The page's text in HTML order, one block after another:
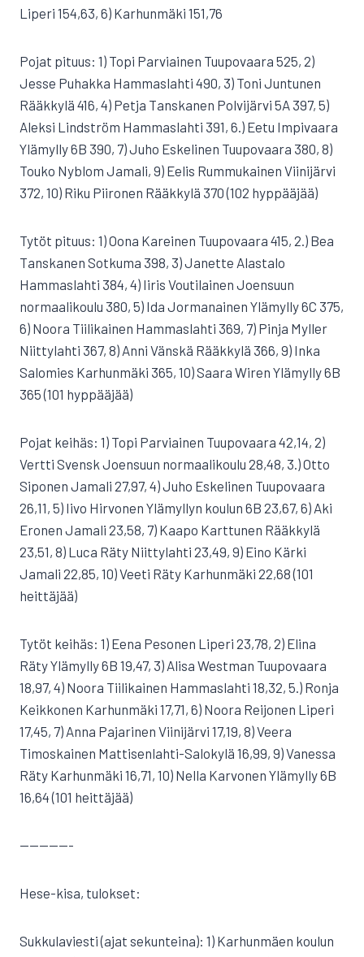
Liperi 154,63, 6) Karhunmäki 151,76
Pojat pituus: 1) Topi Parviainen Tuupovaara 525, 2)
Jesse Puhakka Hammaslahti 490, 3) Toni Juntunen
Rääkkylä 416, 4) Petja Tanskanen Polvijärvi 5A 397, 5)
Aleksi Lindström Hammaslahti 391, 6.) Eetu Impivaara
Ylämylly 6B 390, 7) Juho Eskelinen Tuupovaara 380, 8)
Touko Nyblom Jamali, 9) Eelis Rummukainen Viinijärvi
372, 10) Riku Piironen Rääkkylä 370 (102 hyppääjää)
Tytöt pituus: 1) Oona Kareinen Tuupovaara 415, 2.) Bea
Tanskanen Sotkuma 398, 3) Janette Alastalo
Hammaslahti 384, 4) Iiris Voutilainen Joensuun
normaalikoulu 380, 5) Ida Jormanainen Ylämylly 6C 375,
6) Noora Tiilikainen Hammaslahti 369, 7) Pinja Myller
Niittylahti 367, 8) Anni Vänskä Rääkkylä 366, 9) Inka
Salomies Karhunmäki 365, 10) Saara Wiren Ylämylly 6B
365 (101 hyppääjää)
Pojat keihäs: 1) Topi Parviainen Tuupovaara 42,14, 2)
Vertti Svensk Joensuun normaalikoulu 28,48, 3.) Otto
Siponen Jamali 27,97, 4) Juho Eskelinen Tuupovaara
26,11, 5) Iivo Hirvonen Ylämyllyn koulun 6B 23,67, 6) Aki
Eronen Jamali 23,58, 7) Kaapo Karttunen Rääkkylä
23,51, 8) Luca Räty Niittylahti 23,49, 9) Eino Kärki
Jamali 22,85, 10) Veeti Räty Karhunmäki 22,68 (101
heittäjää)
Tytöt keihäs: 1) Eena Pesonen Liperi 23,78, 2) Elina
Räty Ylämylly 6B 19,47, 3) Alisa Westman Tuupovaara
18,97, 4) Noora Tiilikainen Hammaslahti 18,32, 5.) Ronja
Keikkonen Karhunmäki 17,71, 6) Noora Reijonen Liperi
17,45, 7) Anna Pajarinen Viinijärvi 17,19, 8) Veera
Timoskainen Mattisenlahti-Salokylä 16,99, 9) Vanessa
Räty Karhunmäki 16,71, 10) Nella Karvonen Ylämylly 6B
16,64 (101 heittäjää)
—————-
Hese-kisa, tulokset:
Sukkulaviesti (ajat sekunteina): 1) Karhunmäen koulun